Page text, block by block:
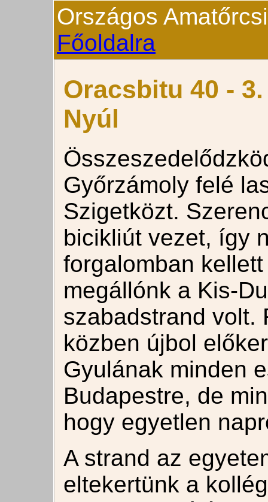
Országos
Főoldalra
Oracsbitu 40 -
Nyúl
Győrzámoly felé
Szigetközt.
bicikliút vezet, így
forgalomban
megállónk a Kis-
szabadstrand volt.
közben újbol
Gyulának minden
Budapestre, de
hogy egyetlen
A strand az
eltekertünk a